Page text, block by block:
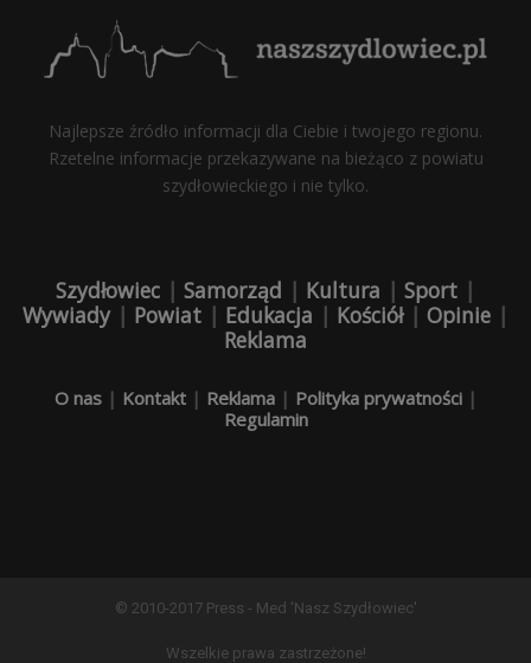
Najlepsze źródło informacji dla Ciebie i twojego regionu.
Rzetelne informacje przekazywane na bieżąco z powiatu
szydłowieckiego i nie tylko.
Szydłowiec | Samorząd | Kultura | Sport |
Wywiady| Powiat | Edukacja | Kościół| Opinie |
Reklama
O nas| Kontakt| Reklama| Polityka prywatności|
Regulamin
© 2010-2017 Press - Med 'Nasz Szydłowiec'
Wszelkie prawa zastrzeżone!